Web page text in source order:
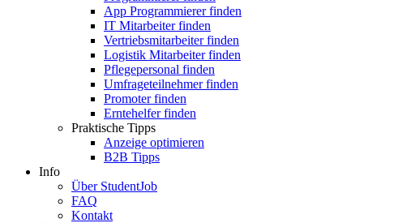
App Programmierer finden
IT Mitarbeiter finden
Vertriebsmitarbeiter finden
Logistik Mitarbeiter finden
Pflegepersonal finden
Umfrageteilnehmer finden
Promoter finden
Erntehelfer finden
Praktische Tipps
Anzeige optimieren
B2B Tipps
Info
Über StudentJob
FAQ
Kontakt